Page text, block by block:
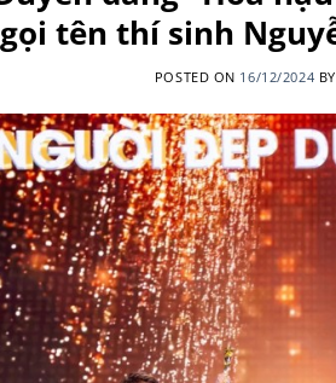
tên thí sinh
POSTED ON 16/12/2024